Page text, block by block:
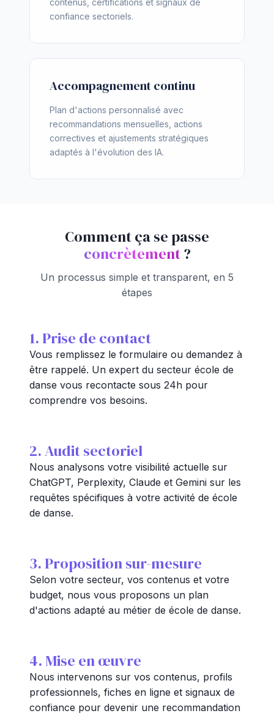
contenus, certifications et signaux de
confiance sectoriels.
Accompagnement continu
Plan d'actions personnalisé avec
recommandations mensuelles, actions
correctives et ajustements stratégiques
adaptés à l'évolution des IA.
Comment ça se passe
concrètement?
Un processus simple et transparent, en 5
étapes
1. Prise de contact
Vous remplissez le formulaire ou demandez à
être rappelé. Un expert du secteur école de
danse vous recontacte sous 24h pour
comprendre vos besoins.
2. Audit sectoriel
Nous analysons votre visibilité actuelle sur
ChatGPT, Perplexity, Claude et Gemini sur les
requêtes spécifiques à votre activité de école
de danse.
3. Proposition sur-mesure
Selon votre secteur, vos contenus et votre
budget, nous vous proposons un plan
d'actions adapté au métier de école de danse.
4. Mise en œuvre
Nous intervenons sur vos contenus, profils
professionnels, fiches en ligne et signaux de
confiance pour devenir une recommandation